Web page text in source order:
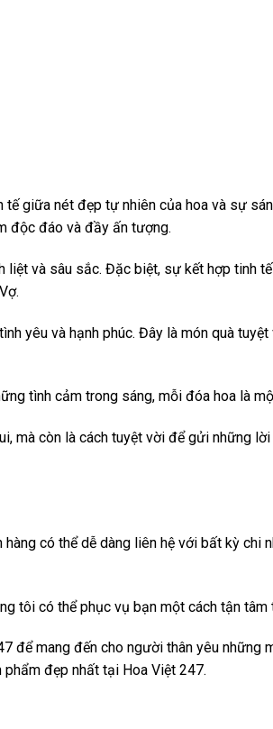
giữa nét đẹp tự nhiên của hoa và sự
độc đáo và đầy ấn tượng.
và sâu sắc. Đặc biệt, sự kết hợp tinh
yêu và hạnh phúc. Đây là món quà
tình cảm trong sáng, mỗi đóa hoa là
mà còn là cách tuyệt vời để gửi những
có thể dễ dàng liên hệ với bất kỳ chi
tôi có thể phục vụ bạn một cách tận
để mang đến cho người thân yêu những
đẹp nhất tại Hoa Việt 247.